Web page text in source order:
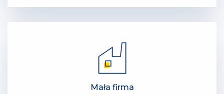
Mała firma